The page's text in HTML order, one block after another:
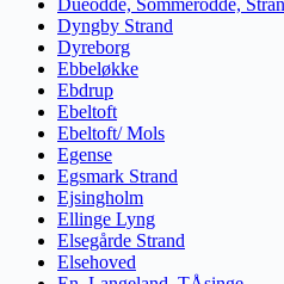
Dueodde, Sommerodde,
Dyngby Strand
Dyreborg
Ebbeløkke
Ebdrup
Ebeltoft
Ebeltoft/ Mols
Egense
Egsmark Strand
Ejsingholm
Ellinge Lyng
Elsegårde Strand
Elsehoved